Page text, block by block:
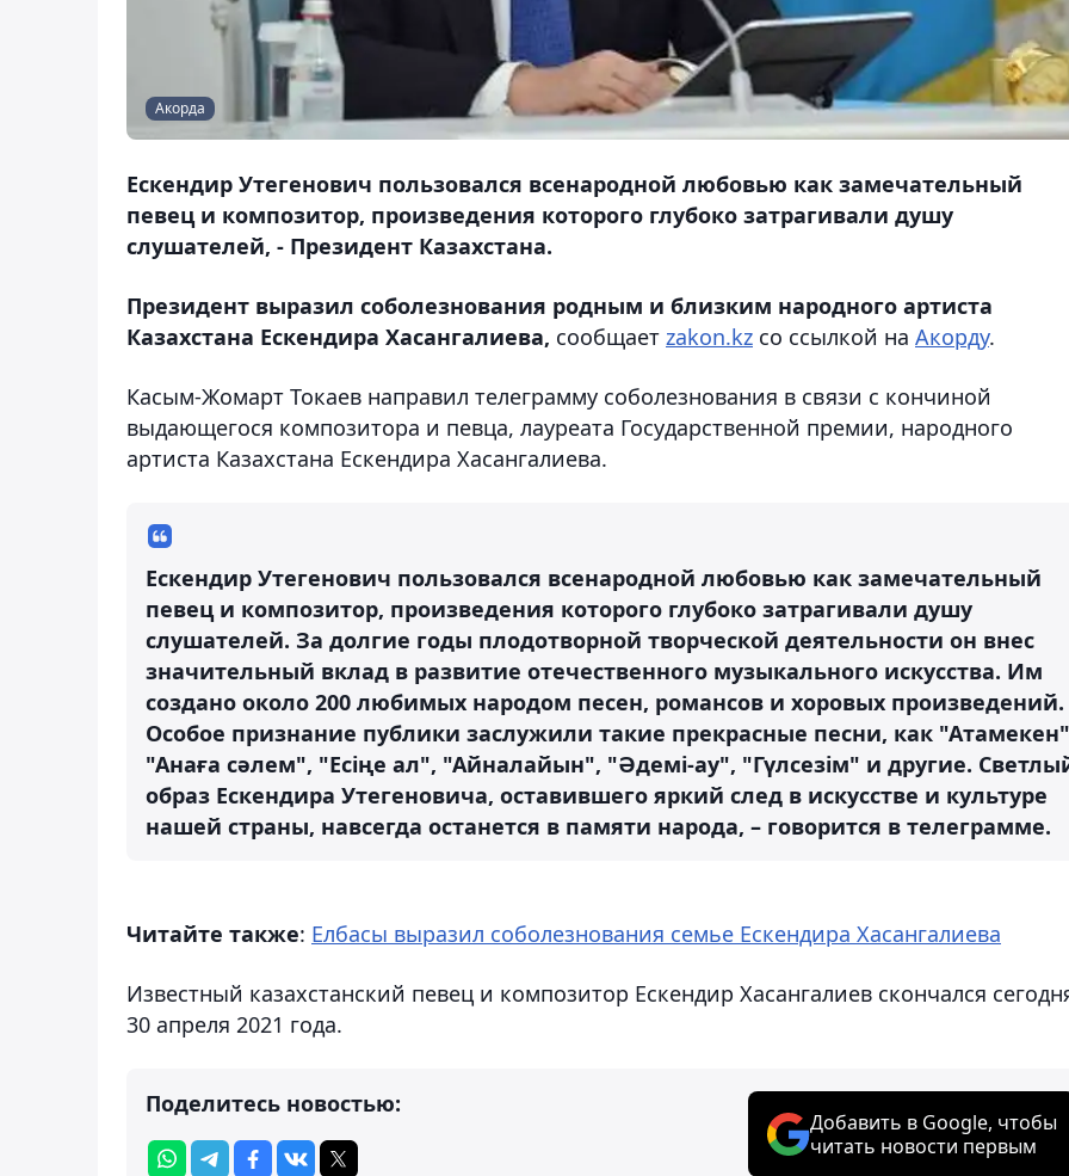
Акорда
Ескендир Утегенович пользовался всенародной любовью как замечательный
певец и композитор, произведения которого глубоко затрагивали душу
слушателей, - Президент Казахстана.
Президент выразил соболезнования родным и близким народного артиста
Казахстана Ескендира Хасангалиева, сообщает zakon.kz со ссылкой на Акорду.
Касым-Жомарт Токаев направил телеграмму соболезнования в связи с кончиной
выдающегося композитора и певца, лауреата Государственной премии, народного
артиста Казахстана Ескендира Хасангалиева.
Ескендир Утегенович пользовался всенародной любовью как замечательный
певец и композитор, произведения которого глубоко затрагивали душу
слушателей. За долгие годы плодотворной творческой деятельности он внес
значительный вклад в развитие отечественного музыкального искусства. Им
создано около 200 любимых народом песен, романсов и хоровых произведений.
Особое признание публики заслужили такие прекрасные песни, как
"Анаға сәлем", "Есіңе ал", "Айналайын", "Әдемі-ау", "Гүлсезім" и другие.
образ Ескендира Утегеновича, оставившего яркий след в искусстве и культуре
нашей страны, навсегда останется в памяти народа, – говорится в телеграмме.
Читайте также: Елбасы выразил соболезнования семье Ескендира Хасангалиева
Известный казахстанский певец и композитор Ескендир Хасангалиев скончался
30 апреля 2021 года.
Поделитесь новостью:
Добавить в Google, чтобы
читать новости первым